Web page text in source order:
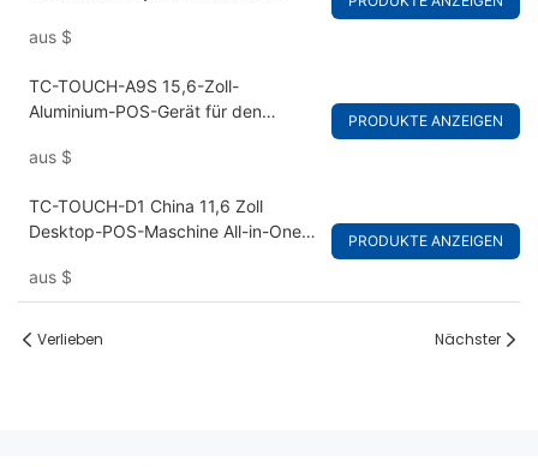
aus $
TC-TOUCH-A9S 15,6-Zoll-
Aluminium-POS-Gerät für den
aus $
PRODUKTE ANZEIGEN
TC-TOUCH-D1 China 11,6 Zoll
Desktop-POS-Maschine All-in-One-
aus $
PRODUKTE ANZEIGEN
Verlieben Nächster